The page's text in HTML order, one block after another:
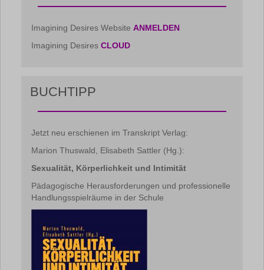
Imagining Desires Website ANMELDEN
Imagining Desires CLOUD
BUCHTIPP
Jetzt neu erschienen im Transkript Verlag:
Marion Thuswald, Elisabeth Sattler (Hg.):
Sexualität, Körperlichkeit und Intimität
Pädagogische Herausforderungen und professionelle
Handlungsspielräume in der Schule